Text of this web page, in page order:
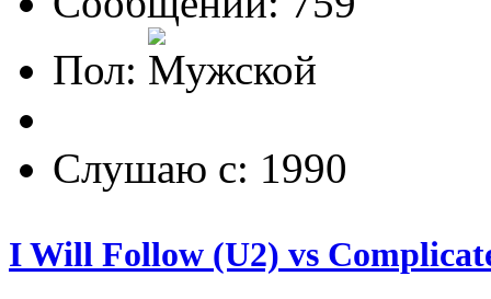
Пол:
Слушаю с: 1990
I Will Follow (U2) vs